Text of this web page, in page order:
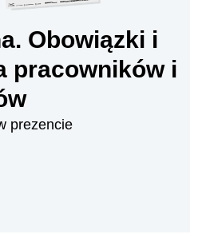
Obowiązki i
pracowników i
prezencie